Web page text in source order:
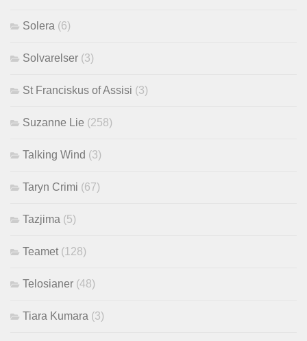
Solera (6)
Solvarelser (3)
St Franciskus of Assisi (3)
Suzanne Lie (258)
Talking Wind (3)
Taryn Crimi (67)
Tazjima (5)
Teamet (128)
Telosianer (48)
Tiara Kumara (3)